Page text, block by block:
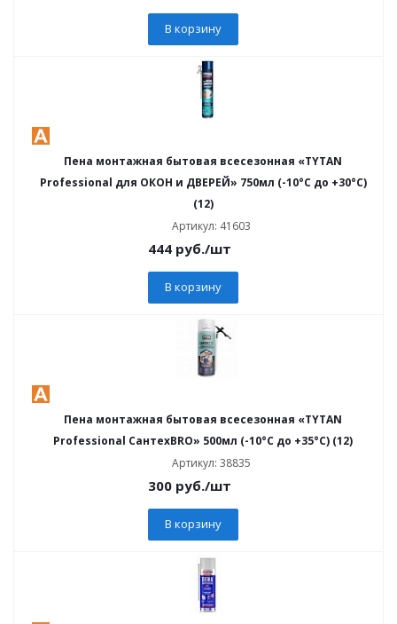
В корзину
Пена монтажная бытовая всесезонная «TYTAN
Professional для ОКОН и ДВЕРЕЙ» 750мл (-10°C до +30°C)
(12)
Артикул: 41603
444 руб./шт
В корзину
Пена монтажная бытовая всесезонная «TYTAN
Professional СантехBRO» 500мл (-10°C до +35°C) (12)
Артикул: 38835
300 руб./шт
В корзину